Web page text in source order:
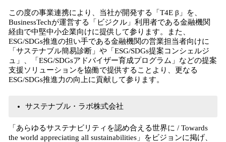
この度の事業連携により、当社が開発する「T4E β」を、
BusinessTechが運営する「ビジクル」利用者である金融機関
経由で中堅中小企業向けに提供して参ります。また、
ESG/SDGs推進の担い手である金融機関の営業担当者向けに
「サステナブル簡易診断」や「ESG/SDGs提案コンシェルジ
ュ」、「ESG/SDGsアドバイザー育成プログラム」などの提案
支援ソリューションを協働で提供することより、更なる
ESG/SDGs推進力の向上に貢献して参ります。
サステナブル・ラボ株式会社
「あらゆるサステナビリティを認め合える世界に / Towards
the world appreciating all sustainabilities」をビジョンに掲げ、